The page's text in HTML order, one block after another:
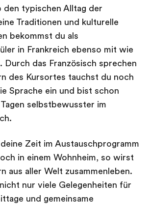
den typischen Alltag der
Traditionen und kulturelle
bekommst du als
in Frankreich ebenso mit wie
Durch das Französisch sprechen
des Kursortes tauchst du noch
Sprache ein und bist schon
selbstbewusster im
Zeit im Austauschprogramm
in einem Wohnheim, so wirst
aus aller Welt zusammenleben.
nur viele Gelegenheiten für
und gemeinsame